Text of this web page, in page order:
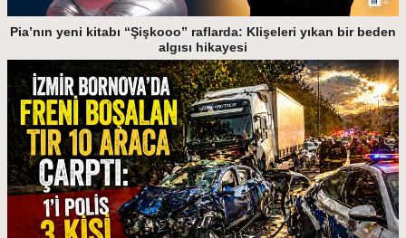
Pia’nın yeni kitabı “Şişkooo” raflarda: Klişeleri yıkan bir beden
algısı hikayesi